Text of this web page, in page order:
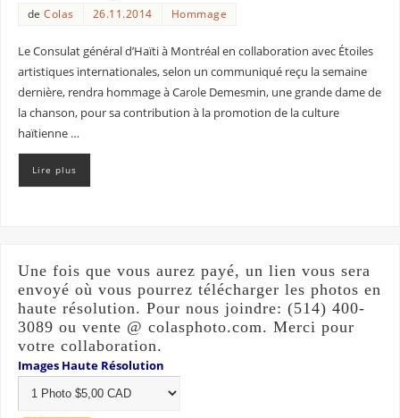
deColas 26.11.2014 Hommage
Le Consulat général d’Haïti à Montréal en collaboration avec Étoiles
artistiques internationales, selon un communiqué reçu la semaine
dernière, rendra hommage à Carole Demesmin, une grande dame de
la chanson, pour sa contribution à la promotion de la culture
haïtienne …
Lire plus
Une fois que vous aurez payé, un lien vous sera
envoyé où vous pourrez télécharger les photos en
haute résolution. Pour nous joindre: (514) 400-
3089 ou vente @ colasphoto.com. Merci pour
votre collaboration.
Images Haute Résolution